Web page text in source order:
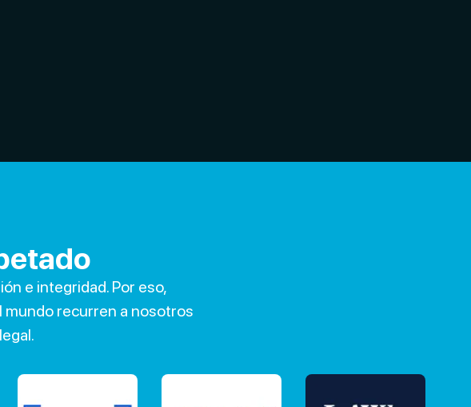
e integridad. Por eso,
recurren a nosotros